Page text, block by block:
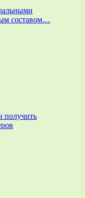
составом…
получить